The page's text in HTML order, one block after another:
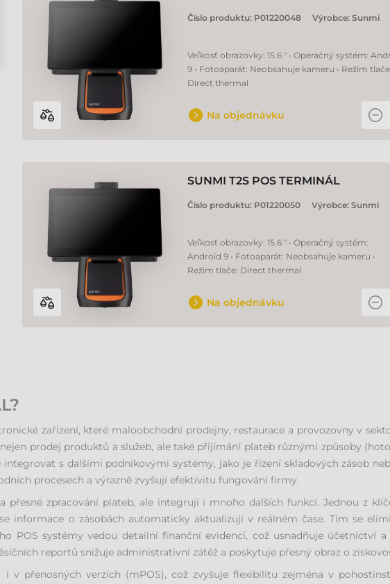
Číslo produktu: P01220048 Výrobce: Sunmi
Veľkosť obrazovky: 15.6 " • Operačný systém:
9 • Fotoaparát: Neobsahuje kameru • Režim
Direct thermal
Na objednávku
SUNMI T2S POS TERMINÁL
Číslo produktu: P01220050 Výrobce: Sunmi
Veľkosť obrazovky: 15.6 " • Operačný systém:
Android 9 • Fotoaparát: Neobsahuje kameru •
Režim tlače: Direct thermal
Na objednávku
zařízení, které maloobchodní prodejny, restaurace a provozovny v
prodej produktů a služeb, ale také přijímání plateb různými způsoby
s dalšími podnikovými systémy, jako je řízení skladových zásob
procesech a výrazně zvyšují efektivitu fungování firmy.
přesné zpracování plateb, ale integrují i mnoho dalších funkcí. Jednou z
informace o zásobách automaticky aktualizují v reálném čase. Tím se
POS systémy vedou detailní finanční evidenci, což usnadňuje účetnictví
reportů snižuje administrativní zátěž a poskytuje přesný obraz o
i v přenosných verzích (mPOS), což zvyšuje flexibilitu zejména v